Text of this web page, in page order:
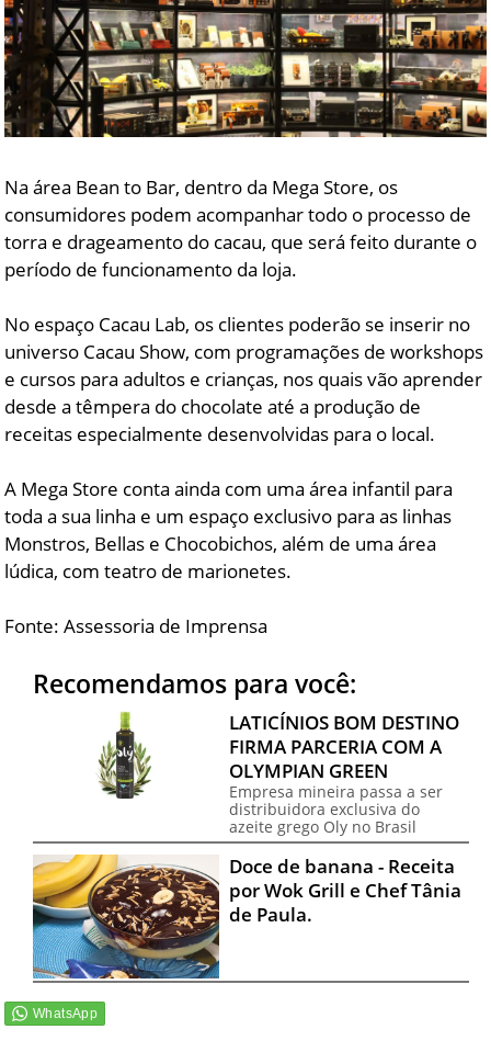
Na área Bean to Bar, dentro da Mega Store, os
consumidores podem acompanhar todo o processo de
torra e drageamento do cacau, que será feito durante o
período de funcionamento da loja.
No espaço Cacau Lab, os clientes poderão se inserir no
universo Cacau Show, com programações de workshops
e cursos para adultos e crianças, nos quais vão aprender
desde a têmpera do chocolate até a produção de
receitas especialmente desenvolvidas para o local.
A Mega Store conta ainda com uma área infantil para
toda a sua linha e um espaço exclusivo para as linhas
Monstros, Bellas e Chocobichos, além de uma área
lúdica, com teatro de marionetes.
Fonte: Assessoria de Imprensa
Recomendamos para você:
LATICÍNIOS BOM DESTINO
FIRMA PARCERIA COM A
OLYMPIAN GREEN
Empresa mineira passa a ser
distribuidora exclusiva do
azeite grego Oly no Brasil
Doce de banana - Receita
por Wok Grill e Chef Tânia
de Paula.